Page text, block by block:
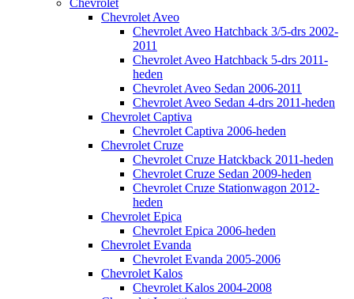
Chevrolet
Chevrolet Aveo
Chevrolet Aveo Hatchback 3/5-drs 2002-
2011
Chevrolet Aveo Hatchback 5-drs 2011-
heden
Chevrolet Aveo Sedan 2006-2011
Chevrolet Aveo Sedan 4-drs 2011-heden
Chevrolet Captiva
Chevrolet Captiva 2006-heden
Chevrolet Cruze
Chevrolet Cruze Hatckback 2011-heden
Chevrolet Cruze Sedan 2009-heden
Chevrolet Cruze Stationwagon 2012-
heden
Chevrolet Epica
Chevrolet Epica 2006-heden
Chevrolet Evanda
Chevrolet Evanda 2005-2006
Chevrolet Kalos
Chevrolet Kalos 2004-2008